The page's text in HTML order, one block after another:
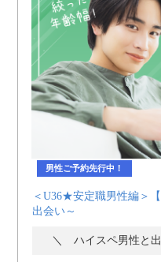
男性ご予約先行中！
＜U36★安定職男性編＞
出会い～
＼ ハイスペ男性と